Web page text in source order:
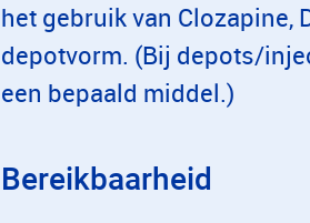
het gebruik van
depotvorm. (Bij depots/
een bepaald middel.)
Bereikbaarheid